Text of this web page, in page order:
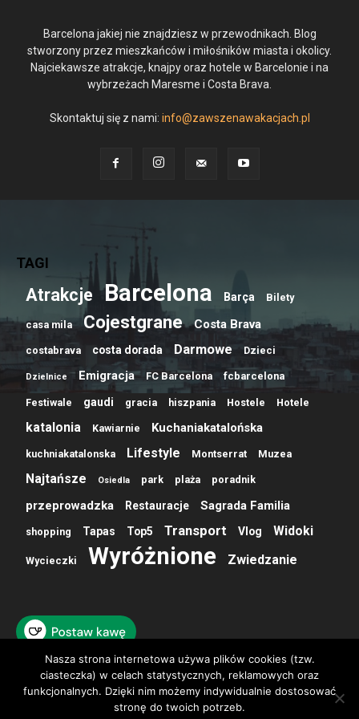
Barcelona jakiej nie znajdziesz w przewodnikach. Blog
stworzony przez mieszkańców i miłośników miasta i okolicy.
Najciekawsze atrakcje, knajpy oraz hotele w Barcelonie i na
wybrzeżach Maresme i Costa Brava.
Skontaktuj się z nami: info@zawszenawakacjach.pl
TAGI
Atrakcje Barcelona Barça Bilety
casa mila Cojestgrane Costa Brava
costabrava costa dorada Darmowe Dzieci
Dzielnice Emigracja FC Barcelona fcbarcelona
Festiwale gaudi gracia hiszpania Hostele Hotele
katalonia Kawiarnie Kuchaniakatalońska
kuchniakatalonska Lifestyle Montserrat Muzea
Najtańsze Osiedla park plaża poradnik
przeprowadzka Restauracje Sagrada Familia
shopping Tapas Top5 Transport Vlog Widoki
Wycieczki Wyróżnione Zwiedzanie
KONTAKT Polityka prywatności
Nasza strona internetowa używa plików cookies (tzw.
ciasteczka) w celach statystycznych, reklamowych oraz
funkcjonalnych. Dzięki nim możemy indywidualnie dostosować
stronę do twoich potrzeb.